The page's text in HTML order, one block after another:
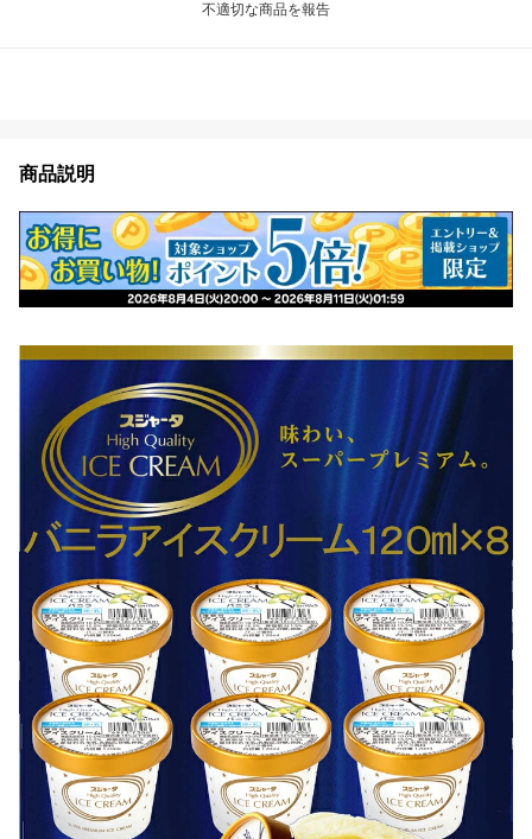
不適切な商品を報告
商品説明